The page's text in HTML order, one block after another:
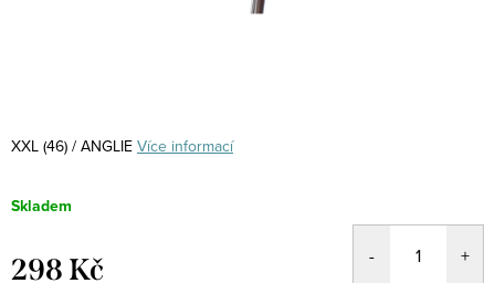
XXL (46) / ANGLIE Více informací
Skladem
298 Kč